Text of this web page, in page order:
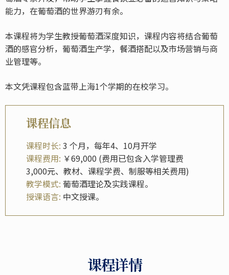
能力，在葡萄酒的世界游刃有余。
本课程将为学生教授葡萄酒深度知识，课程内容将结合葡萄
酒的感官分析，葡萄酒生产学，餐酒搭配以及市场营销与商
业管理等。
本文凭课程包含蓝带上海1个学期的在校学习。
课程信息
课程时长: 3 个月，每年4、10月开学
课程费用: ￥69,000 (费用已包含入学管理费
3,000元、教材、课程学费、制服等相关费用)
教学模式: 葡萄酒理论及实践课程。
授课语言: 中文授课。
课程详情